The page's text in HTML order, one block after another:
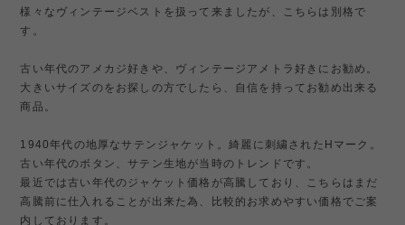
様々なヴィンテージベストを扱って来ましたが、こちらは別格で
す。
古い年代のアメカジ好きや、ヴィンテージアメトラ好きにお勧め。
大きいサイズのをお探しの方でしたら、自信を持ってお勧め出来る
商品。
1940年代の地厚なサテンジャケット。綺麗に刺繍されたHマーク。
古い年代のボタン、サテン生地が当時のトレンドです。
最近では古い年代のジャケット価格が高騰しており、こちらはまだ
高騰前に仕入れることが出来た為、比較的お求めやすい価格でご案
内しております。